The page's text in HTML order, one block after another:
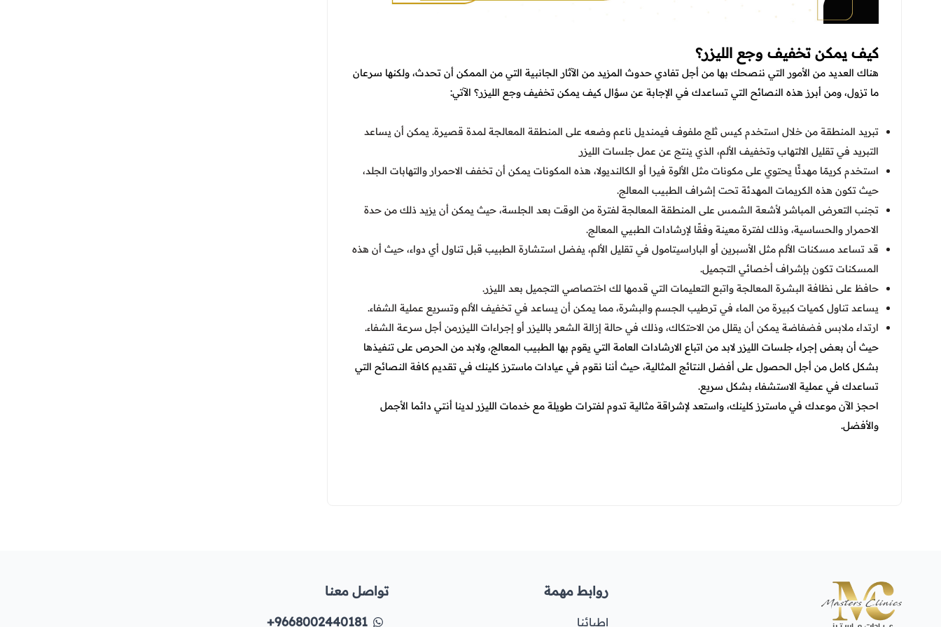
كيف يمكن تخفيف وجع الليزر؟
هناك العديد من الأمور التي ننصحك بها من أجل تفادي حدوث المزيد من الآثار الجانبية التي من الممكن أن تحدث، ولكنها سرعان
ما تزول، ومن أبرز هذه النصائح التي تساعدك في الإجابة عن سؤال كيف يمكن تخفيف وجع الليزر؟ الآتي:
تبريد المنطقة من خلال استخدم كيس ثلج ملفوف فيمنديل ناعم وضعه على المنطقة المعالجة لمدة قصيرة. يمكن أن يساعد
التبريد في تقليل الالتهاب وتخفيف الألم، الذي ينتج عن عمل جلسات الليزر
استخدم كريمًا مهدئًا يحتوي على مكونات مثل الألوة فيرا أو الكالنديولا، هذه المكونات يمكن أن تخفف الاحمرار والتهابات الجلد،
حيث تكون هذه الكريمات المهدئة تحت إشراف الطبيب المعالج.
تجنب التعرض المباشر لأشعة الشمس على المنطقة المعالجة لفترة من الوقت بعد الجلسة، حيث يمكن أن يزيد ذلك من حدة
الاحمرار والحساسية، وذلك لفترة معينة وفقًا لإرشادات الطبيي المعالج.
قد تساعد مسكنات الألم مثل الأسبرين أو الباراسيتامول في تقليل الألم، يفضل استشارة الطبيب قبل تناول أي دواء، حيث أن هذه
المسكنات تكون بإشراف أخصائي التجميل.
حافظ على نظافة البشرة المعالجة واتبع التعليمات التي قدمها لك اختصاصي التجميل بعد الليزر.
يساعد تناول كميات كبيرة من الماء في ترطيب الجسم والبشرة، مما يمكن أن يساعد في تخفيف الألم وتسريع عملية الشفاء.
ارتداء ملابس فضفاضة يمكن أن يقلل من الاحتكاك، وذلك في حالة إزالة الشعر بالليزر أو إجراءات الليزرمن أجل سرعة الشفاء.
حيث أن بعض إجراء جلسات الليزر لابد من اتباع الارشادات العامة التي يقوم بها الطبيب المعالج، ولابد من الحرص على تنفيذها
بشكل كامل من أجل الحصول على أفضل النتائج المثالية، حيث أننا نقوم في عيادات ماسترز كلينك في تقديم كافة النصائح التي
تساعدك في عملية الاستشفاء بشكل سريع.
احجز الآن موعدك في ماسترز كلينك، واستعد لإشراقة مثالية تدوم لفترات طويلة مع خدمات الليزر لدينا أنتي دائما الأجمل
والأفضل.
روابط مهمة
اطبائنا
تواصل معنا
+9668002440181